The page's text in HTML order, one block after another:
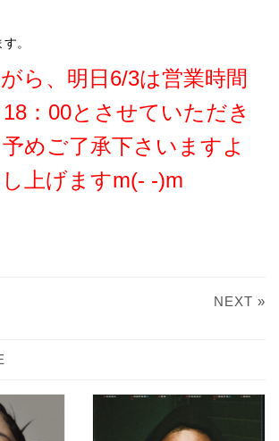
。
ら、明日6/3は営業時間
：00とさせていただき
めご了承下さいますよ
上げますm(- -)m
NEXT »